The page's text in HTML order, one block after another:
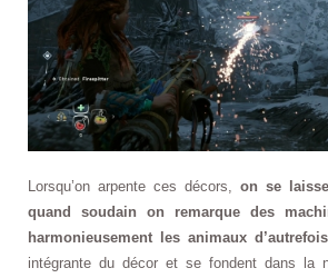
Lorsqu’on arpente ces décors, on se
quand soudain on remarque des
harmonieusement les animaux d’autrefois
intégrante du décor et se fondent dans la